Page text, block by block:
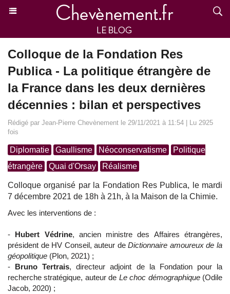
Colloque de la Fondation Res
Publica - La politique étrangère de
la France dans les deux dernières
décennies : bilan et perspectives
Rédigé par Jean-Pierre Chevènement le 29/11/2021 à 11:54 | Lu 2925
fois
Diplomatie Gaullisme Néoconservatisme
Politique
étrangère
Quai d'Orsay Réalisme
Colloque organisé par la Fondation Res Publica, le mardi
7 décembre 2021 de 18h à 21h, à la Maison de la Chimie.
Avec les interventions de :
- Hubert Védrine, ancien ministre des Affaires étrangères,
président de HV Conseil, auteur deDictionnaire amoureux de la
géopolitique (Plon, 2021) ;
- Bruno Tertrais, directeur adjoint de la Fondation pour la
recherche stratégique, auteur de Le choc démographique(Odile
Jacob, 2020) ;